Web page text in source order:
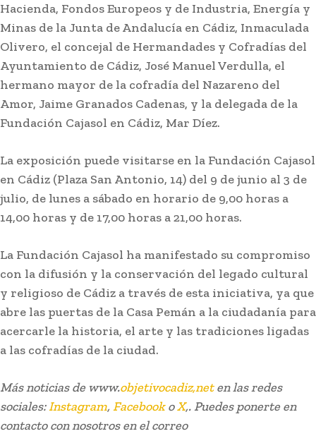
Hacienda, Fondos Europeos y de Industria, Energía y
Minas de la Junta de Andalucía en Cádiz, Inmaculada
Olivero, el concejal de Hermandades y Cofradías del
Ayuntamiento de Cádiz, José Manuel Verdulla, el
hermano mayor de la cofradía del Nazareno del
Amor, Jaime Granados Cadenas, y la delegada de la
Fundación Cajasol en Cádiz, Mar Díez.
La exposición puede visitarse en la Fundación Cajasol
en Cádiz (Plaza San Antonio, 14) del 9 de junio al 3 de
julio, de lunes a sábado en horario de 9,00 horas a
14,00 horas y de 17,00 horas a 21,00 horas.
La Fundación Cajasol ha manifestado su compromiso
con la difusión y la conservación del legado cultural
y religioso de Cádiz a través de esta iniciativa, ya que
abre las puertas de la Casa Pemán a la ciudadanía para
acercarle la historia, el arte y las tradiciones ligadas
a las cofradías de la ciudad.
Más noticias de www.objetivocadiz,neten las redes
sociales:Instagram, FacebookoX,. Puedes ponerte en
contacto con nosotros en el correo